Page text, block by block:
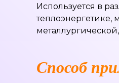
Используется в
Способ